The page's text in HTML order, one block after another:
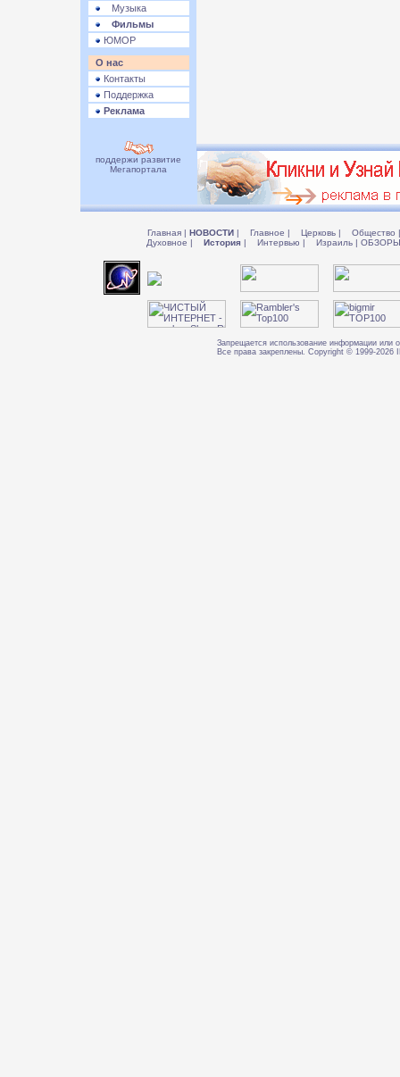
Музыка
Фильмы
ЮМОР
О нас
Контакты
Поддержка
Реклама
поддержи развитие
Мегапортала
Главная | НОВОСТИ | Главное | Церковь | Общество |
Духовное | История | Интервью | Израиль |
Запрещается использование информации или
Все права закреплены. Copyright © 1999-